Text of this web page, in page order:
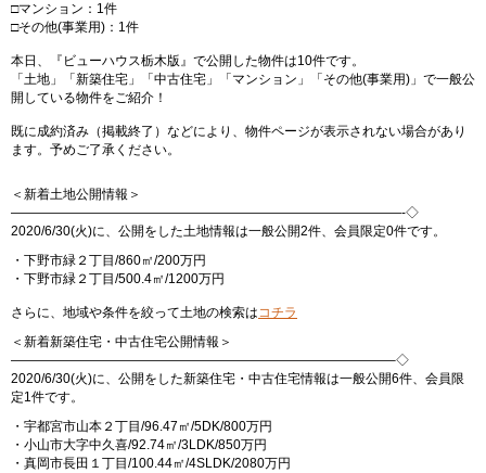
□マンション：1件
□その他(事業用)：1件
本日、『ビューハウス栃木版』で公開した物件は10件です。
「土地」「新築住宅」「中古住宅」「マンション」「その他(事業用)」で一般公
開している物件をご紹介！
既に成約済み（掲載終了）などにより、物件ページが表示されない場合があり
ます。予めご了承ください。
＜新着土地公開情報＞
——————————————————————————————-◇
2020/6/30(火)に、公開をした土地情報は一般公開2件、会員限定0件です。
・下野市緑２丁目/860㎡/200万円
・下野市緑２丁目/500.4㎡/1200万円
さらに、地域や条件を絞って土地の検索はコチラ
＜新着新築住宅・中古住宅公開情報＞
—————————————————————————————–◇
2020/6/30(火)に、公開をした新築住宅・中古住宅情報は一般公開6件、会員限
定1件です。
・宇都宮市山本２丁目/96.47㎡/5DK/800万円
・小山市大字中久喜/92.74㎡/3LDK/850万円
・真岡市長田１丁目/100.44㎡/4SLDK/2080万円